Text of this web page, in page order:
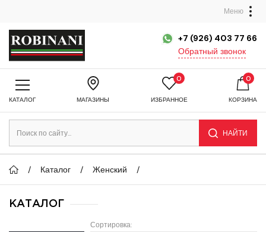
Меню
+7 (926) 403 77 66
Обратный звонок
КАТАЛОГ МАГАЗИНЫ ИЗБРАННОЕ
0
КОРЗИНА
0
НАЙТИ
Каталог Женский
КАТАЛОГ
Сортировка: